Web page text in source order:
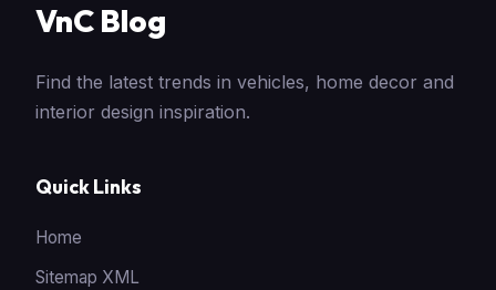
VnC Blog
Find the latest trends in vehicles, home decor and
interior design inspiration.
Quick Links
Home
Sitemap XML